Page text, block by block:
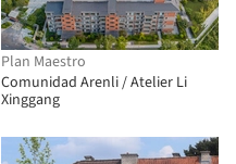
Plan Maestro
Comunidad Arenli / Atelier Li
Xinggang